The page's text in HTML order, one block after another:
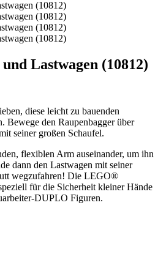
Lastwagen (10812)
diese leicht zu bauenden
Bewege den Raupenbagger über
seiner großen Schaufel.
flexiblen Arm auseinander, um ihn
dann den Lastwagen mit seiner
wegzufahren! Die LEGO®
für die Sicherheit kleiner Hände
DUPLO Figuren.